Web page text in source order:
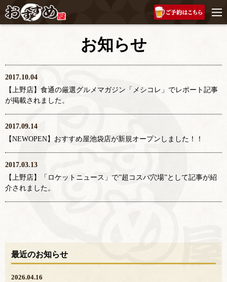
お知らせ
2017.10.04
【上野店】食通の厳選グルメマガジン「メシコレ」でレポート記事
が掲載されました。
2017.09.14
【NEWOPEN】おすすめ屋池袋店が新規オープンしました！！
2017.03.13
【上野店】「ロケットニュース」で”超コスパ穴場”として記事が紹
介されました。
最近のお知らせ
2026.04.16